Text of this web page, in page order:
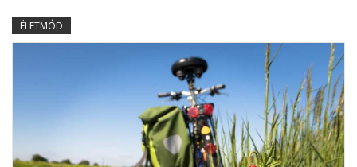
ÉLETMÓD